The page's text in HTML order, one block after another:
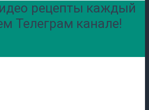
рецепты каждый
Телеграм канале!